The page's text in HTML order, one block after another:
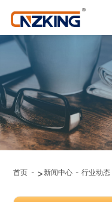
首页 > 新闻中心 行业动态